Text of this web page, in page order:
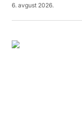
6. avgust 2026.